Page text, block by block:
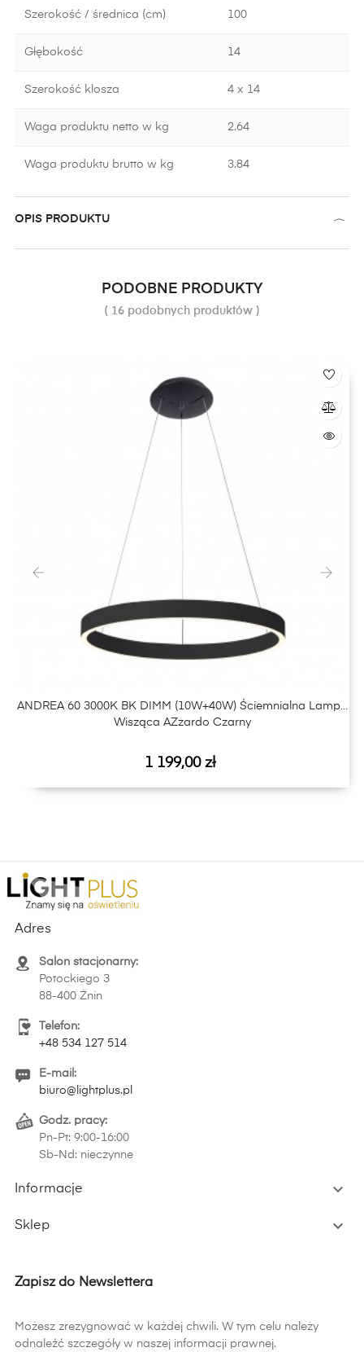
Szerokość / średnica (cm) 100
Głębokość 14
Szerokość klosza 4 x 14
Waga produktu netto w kg 2.64
Waga produktu brutto w kg 3.84
OPIS PRODUKTU
PODOBNE PRODUKTY
( 16 podobnych produktów )
ANDREA 60 3000K BK DIMM (10W+40W) Ściemnialna Lampa
Wisząca AZzardo Czarny
Cena
1 199,00 zł
Adres
Salon stacjonarny:
Potockiego 3
88-400 Żnin
Telefon:
+48 534 127 514
E-mail:
biuro@lightplus.pl
Godz. pracy:
Pn-Pt: 9:00-16:00
Sb-Nd: nieczynne
Informacje 
Sklep 
Zapisz do Newslettera
Możesz zrezygnować w każdej chwili. W tym celu należy
odnaleźć szczegóły w naszej informacji prawnej.